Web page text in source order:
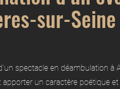
sur-Seine
spectacle en déambulation à
apporter un caractère poétique